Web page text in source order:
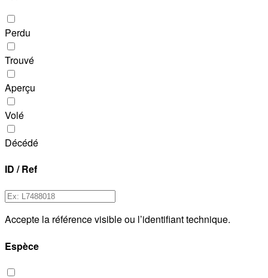
Perdu
Trouvé
Aperçu
Volé
Décédé
ID / Ref
Accepte la référence visible ou l’identifiant technique.
Espèce